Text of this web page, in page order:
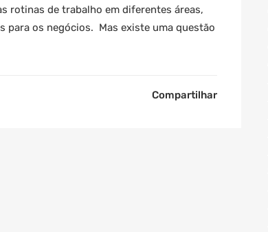
rotinas de trabalho em diferentes áreas,
para os negócios. Mas existe uma questão
Compartilhar